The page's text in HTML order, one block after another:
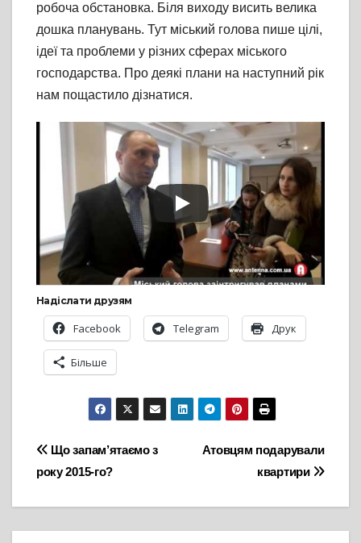
робоча обстановка. Біля виходу висить велика
дошка планувань. Тут міський голова пише цілі,
ідеї та проблеми у різних сферах міського
господарства. Про деякі плани на наступний рік
нам пощастило дізнатися.
Надіслати друзям
Facebook Telegram Друк
Більше
Навігація
записів
Атовцям подарували
квартири
Що запам’ятаємо з
року 2015-го?